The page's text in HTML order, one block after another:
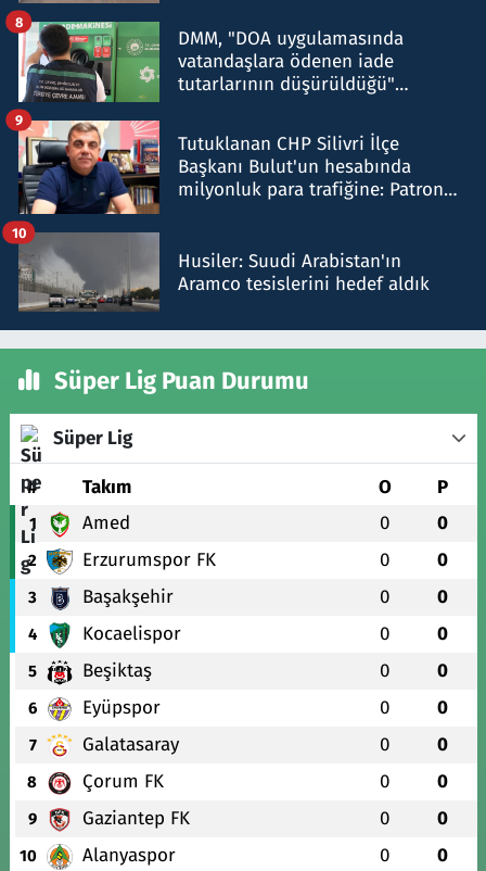
DMM, "DOA uygulamasında
vatandaşlara ödenen iade
tutarlarının düşürüldüğü"
8
Tutuklanan CHP Silivri İlçe
Başkanı Bulut'un hesabında
milyonluk para trafiğine: Patron
9
Husiler: Suudi Arabistan'ın
Aramco tesislerini hedef aldık
10
Süper Lig Puan Durumu
Süper Lig
# Takım O P
1 Amed 0 0
2 Erzurumspor FK 0 0
3 Başakşehir 0 0
4 Kocaelispor 0 0
5 Beşiktaş 0 0
6 Eyüpspor 0 0
7 Galatasaray 0 0
8 Çorum FK 0 0
9 Gaziantep FK 0 0
10 Alanyaspor 0 0